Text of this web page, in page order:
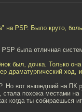
PSP. Было круто,
была отличная
был, дочка. Только
драматургический ход,
Но вот вышедший на ПК
стала похожа местами
когда ты собираешься